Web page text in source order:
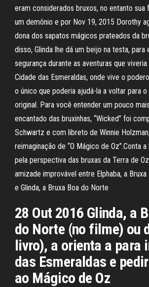
eram considerados bruxos, no entanto
um demônio e por Nov 19, 2015 Dorothy
dona dos sapatos mágicos prateados da
disso, Glinda lhe dá um beijo na testa, para
segurança durante as aventuras que
Cidade das Esmeraldas, onde vive o
o único que poderia ajudá-la a voltar para o
original. Para você entender um pouco
encantado das bruxinhas, “Wicked” foi
Schwartz e com libreto de Winnie
reimaginação de “O Mágico de Oz”.Conta
pela perspectiva das bruxas da Terra de
amizade improvável entre Elphaba, a
e Glinda, a Bruxa Boa do Norte
28 Out 2016 Glinda, a
do Norte (no filme) ou
livro), a orienta a para
das Esmeraldas e
ao Mágico de Oz